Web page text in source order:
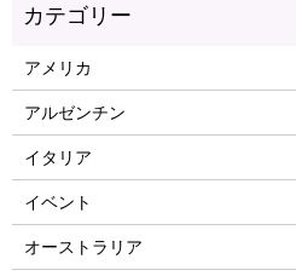
アメリカ
アルゼンチン
イタリア
イベント
オーストラリア